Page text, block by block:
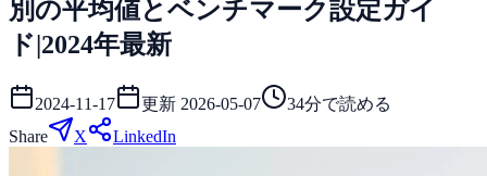
別の平均値とベンチマーク設定ガイ
ド|2024年最新
2024-11-17 更新 2026-05-07 34分で読める
Share
X LinkedIn